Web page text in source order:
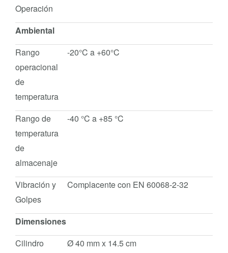
Operación
Ambiental
Rango
operacional
de
temperatura
-20°C a +60°C
Rango de
temperatura
de
almacenaje
-40 °C a +85 °C
Vibración y
Golpes
Complacente con EN 60068-2-32
Dimensiones
Cilindro
Ø 40 mm x 14.5 cm